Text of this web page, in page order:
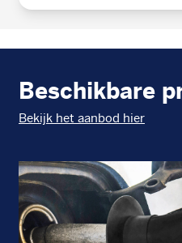
Beschikbare
Bekijk het aanbod hier